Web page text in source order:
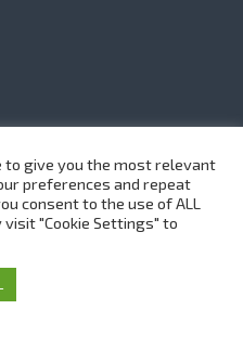
All Rights Reserved
to give you the most relevant
preferences and repeat
consent to the use of ALL
"Cookie Settings" to